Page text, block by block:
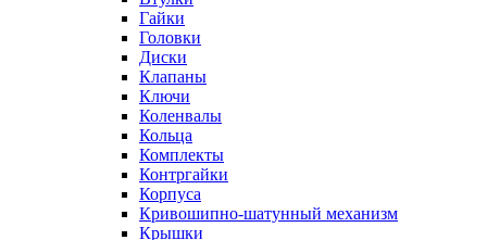
Гайки
Головки
Диски
Клапаны
Ключи
Коленвалы
Кольца
Комплекты
Контргайки
Корпуса
Кривошипно-шатунный механизм
Крышки